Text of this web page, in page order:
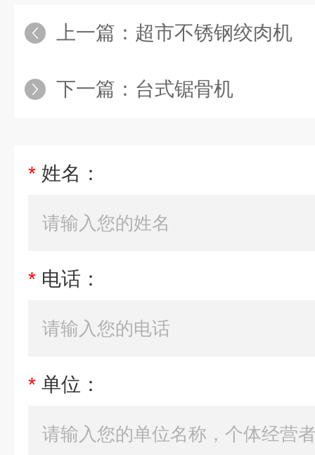
上一篇： 超市不锈钢绞肉机
下一篇： 台式锯骨机
* 姓名：
* 电话：
* 单位：